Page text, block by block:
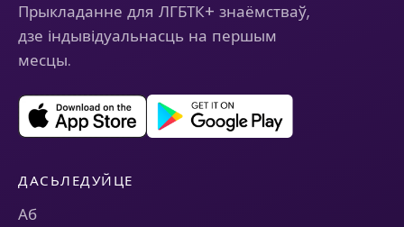
Прыкладанне для ЛГБТК+ знаёмстваў,
дзе індывідуальнасць на першым
месцы.
ДАСЬЛЕДУЙЦЕ
Аб